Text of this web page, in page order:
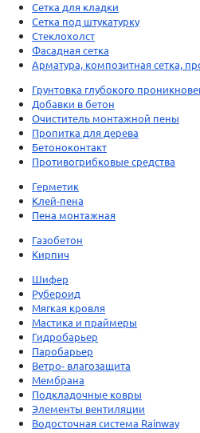
Сетка для кладки
Сетка под штукатурку
Стеклохолст
Фасадная сетка
Арматура, композитная сетка,
Грунтовка глубокого
Добавки в бетон
Очиститель монтажной пены
Пропитка для дерева
Бетоноконтакт
Противогрибковые средства
Герметик
Клей-пена
Пена монтажная
Газобетон
Кирпич
Шифер
Рубероид
Мягкая кровля
Мастика и праймеры
Гидробарьер
Паробарьер
Ветро- влагозащита
Мембрана
Подкладочные ковры
Элементы вентиляции
Водосточная система Rainway